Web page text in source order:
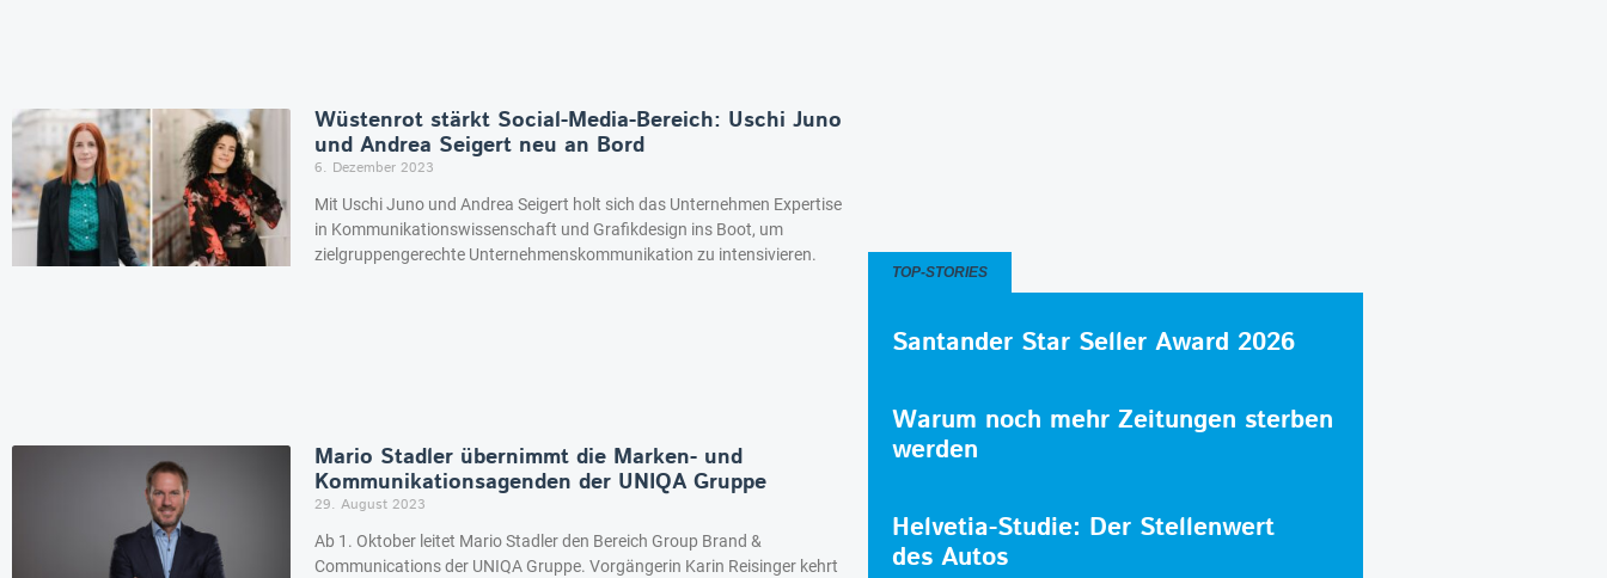
Wüstenrot stärkt Social-Media-Bereich: Uschi Juno
und Andrea Seigert neu an Bord
6. Dezember 2023
Mit Uschi Juno und Andrea Seigert holt sich das Unternehmen Expertise
in Kommunikationswissenschaft und Grafikdesign ins Boot, um
zielgruppengerechte Unternehmenskommunikation zu intensivieren.
Mario Stadler übernimmt die Marken- und
Kommunikationsagenden der UNIQA Gruppe
29. August 2023
Ab 1. Oktober leitet Mario Stadler den Bereich Group Brand &
Communications der UNIQA Gruppe. Vorgängerin Karin Reisinger kehrt
TOP-STORIES
Santander Star Seller Award 2026
Warum noch mehr Zeitungen sterben
werden
Helvetia-Studie: Der Stellenwert
des Autos